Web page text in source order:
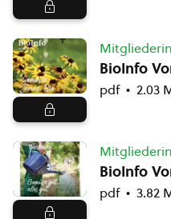
BioInfo
pdf 2.03
BioInfo
pdf 3.82